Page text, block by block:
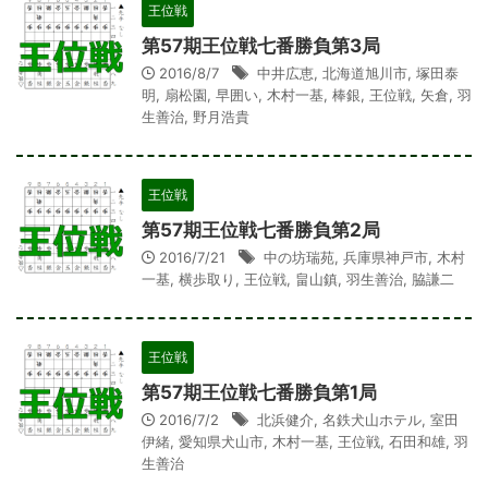
王位戦
第57期王位戦七番勝負第3局
2016/8/7 中井広恵, 北海道旭川市, 塚田泰
明, 扇松園, 早囲い, 木村一基, 棒銀, 王位戦, 矢倉, 羽
生善治, 野月浩貴
王位戦
第57期王位戦七番勝負第2局
2016/7/21 中の坊瑞苑, 兵庫県神戸市, 木村
一基, 横歩取り , 王位戦, 畠山鎮, 羽生善治, 脇謙二
王位戦
第57期王位戦七番勝負第1局
2016/7/2 北浜健介, 名鉄犬山ホテル, 室田
伊緒, 愛知県犬山市, 木村一基, 王位戦, 石田和雄, 羽
生善治